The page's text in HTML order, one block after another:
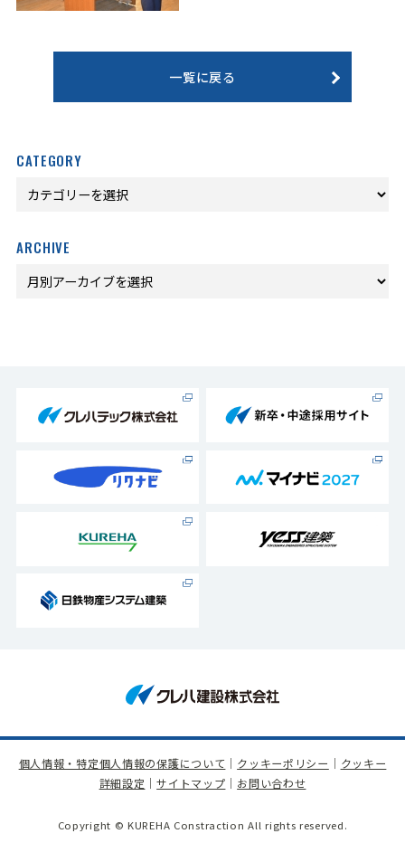
一覧に戻る
CATEGORY
ARCHIVE
個人情報・特定個人情報の保護について ｜ クッキーポリシー ｜ クッキー
詳細設定 ｜サイトマップ ｜ お問い合わせ
Copyright © KUREHA Constraction All rights reserved.